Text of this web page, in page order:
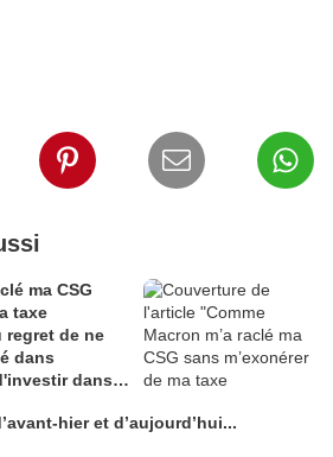
ma CSG
taxe
regret de ne
dans
dans
hier et d’aujourd’hui...